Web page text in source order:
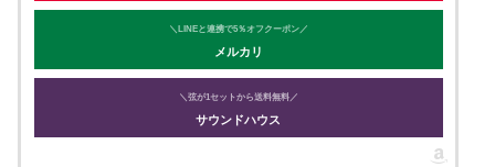
＼LINEと連携で5％オフクーポン／
メルカリ
＼弦が1セットから送料無料／
サウンドハウス